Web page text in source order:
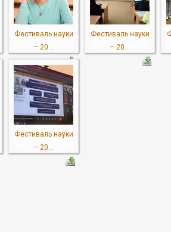
Фестиваль науки
– 20...
Фестиваль науки
– 20...
Фестиваль науки
– 20...